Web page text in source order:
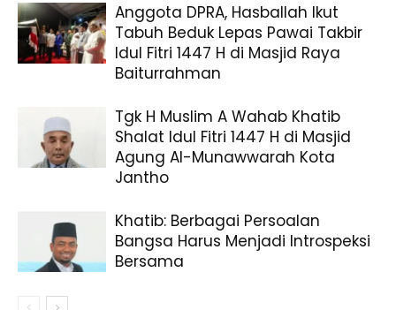
Anggota DPRA, Hasballah Ikut
Tabuh Beduk Lepas Pawai Takbir
Idul Fitri 1447 H di Masjid Raya
Baiturrahman
Tgk H Muslim A Wahab Khatib
Shalat Idul Fitri 1447 H di Masjid
Agung Al-Munawwarah Kota
Jantho
Khatib: Berbagai Persoalan
Bangsa Harus Menjadi Introspeksi
Bersama